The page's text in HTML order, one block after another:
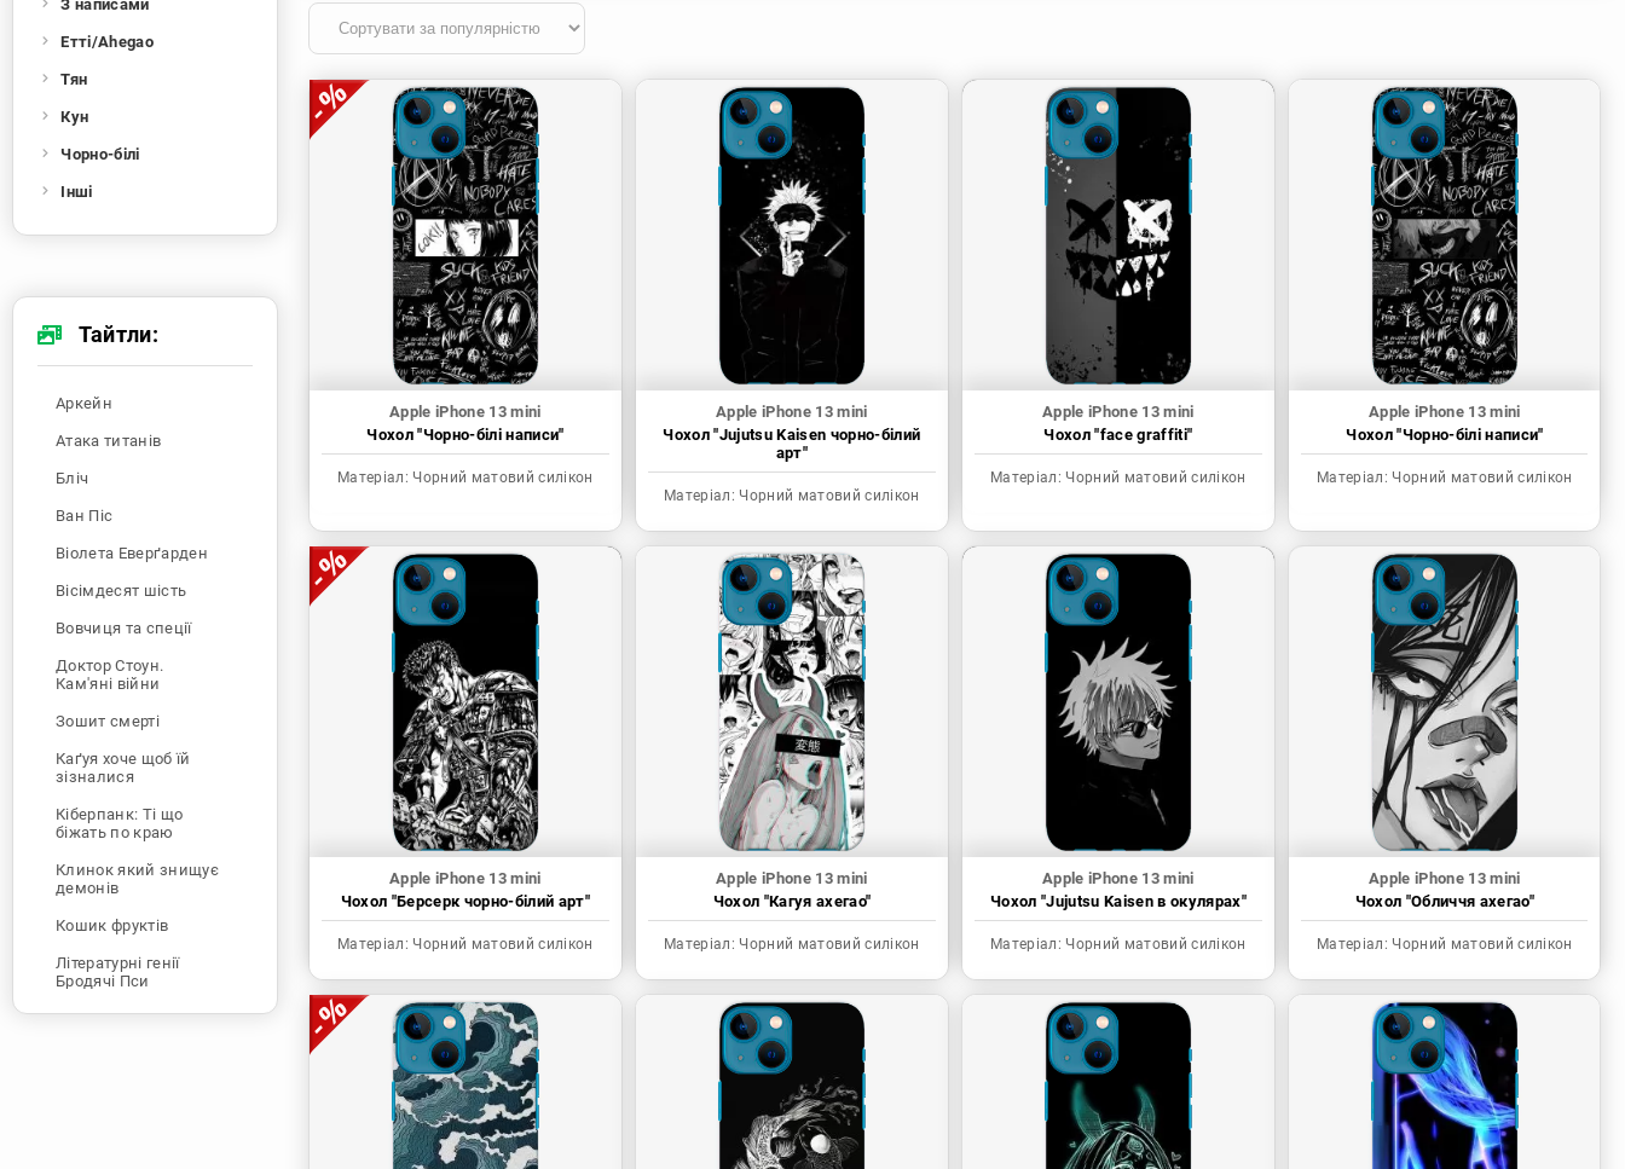
Realme
TECNO
OnePlus
Google
Infinix
Sony
Motorola
Apple iPhone 13 mini
Чохол "Чорно-білі написи"
Матеріал: Чорний матовий силікон
Apple iPhone 13 mini
Чохол "Jujutsu Kaisen чорно-білий
арт"
Матеріал: Чорний матовий силікон
Apple iPhone 13 mini
Чохол "face graffiti"
Матеріал: Чорний матовий силікон
Apple iPhone 13 mini
Чохол "Чорно-білі написи"
Матеріал: Чорний матовий силікон
Apple iPhone 13 mini
Чохол "Берсерк чорно-білий арт"
Матеріал: Чорний матовий силікон
Apple iPhone 13 mini
Чохол "Кагуя ахегао"
Матеріал: Чорний матовий силікон
Apple iPhone 13 mini
Чохол "Jujutsu Kaisen в окулярах"
Матеріал: Чорний матовий силікон
Apple iPhone 13 mini
Чохол "Обличчя ахегао"
Матеріал: Чорний матовий силікон
З написами
Етті/Ahegao
Тян
Кун
Чорно-білі
Інші
Тайтли:
Аркейн
Атака титанів
Бліч
Ван Піс
Віолета Еверґарден
Вісімдесят шість
Вовчиця та спеції
Доктор Стоун.
Кам'яні війни
Зошит смерті
Каґуя хоче щоб їй
зізналися
Кіберпанк: Ті що
біжать по краю
Клинок який знищує
демонів
Кошик фруктів
Літературні генії
Бродячі Пси
Людина-бензопила